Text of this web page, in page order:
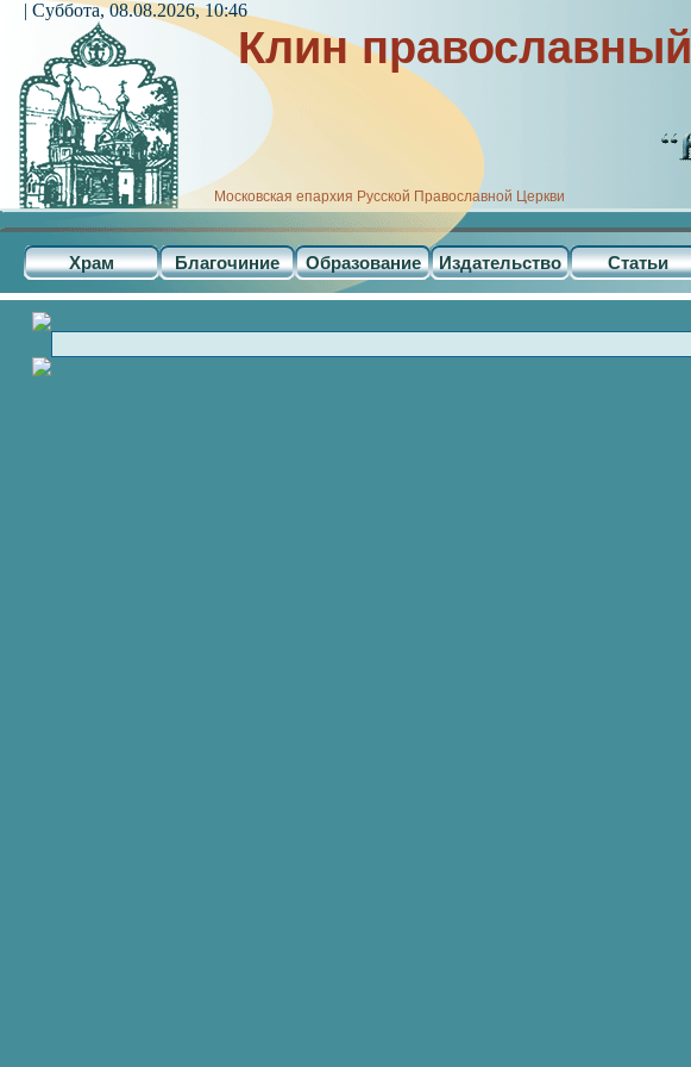
Клин православный
Московская епархия Русской Православной Церкви
Храм Благочиние Образование Издательство Статьи
| Суббота, 08.08.2026, 10:46